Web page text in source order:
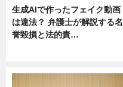
生成AIで作ったフェイク動画
は違法？ 弁護士が解説する名
誉毀損と法的責…